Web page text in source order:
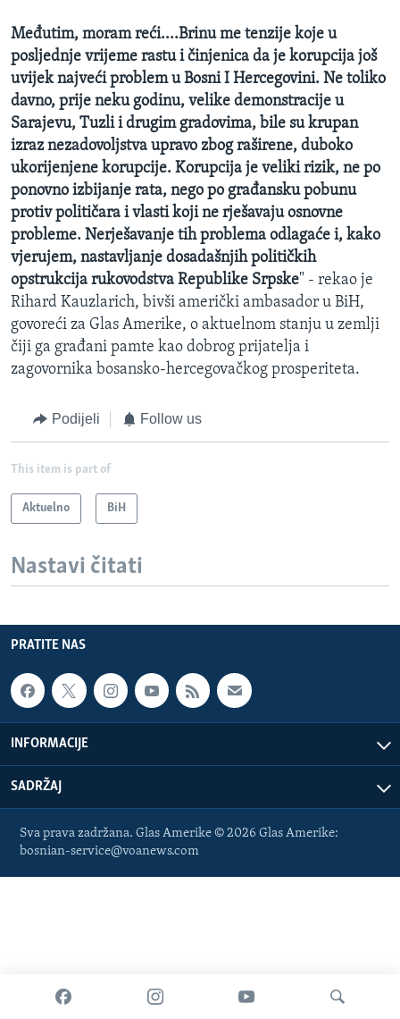
Međutim, moram reći....Brinu me tenzije koje u
posljednje vrijeme rastu i činjenica da je korupcija još
uvijek najveći problem u Bosni I Hercegovini. Ne toliko
davno, prije neku godinu, velike demonstracije u
Sarajevu, Tuzli i drugim gradovima, bile su krupan
izraz nezadovoljstva upravo zbog raširene, duboko
ukorijenjene korupcije. Korupcija je veliki rizik, ne po
ponovno izbijanje rata, nego po građansku pobunu
protiv političara i vlasti koji ne rješavaju osnovne
probleme. Nerješavanje tih problema odlagaće i, kako
vjerujem, nastavljanje dosadašnjih političkih
opstrukcija rukovodstva Republike Srpske" - rekao je
Rihard Kauzlarich, bivši američki ambasador u BiH,
govoreći za Glas Amerike, o aktuelnom stanju u zemlji
čiji ga građani pamte kao dobrog prijatelja i
zagovornika bosansko-hercegovačkog prosperiteta.
Podijeli Follow us
This item is part of
Aktuelno BiH
Nastavi čitati
PRATITE NAS
INFORMACIJE
SADRŽAJ
Sva prava zadržana. Glas Amerike © 2026 Glas Amerike:
bosnian-service@voanews.com